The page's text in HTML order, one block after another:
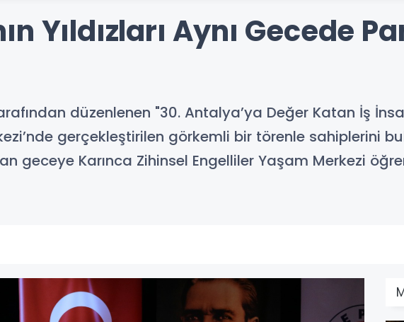
Yıldızları Aynı Gecede
düzenlenen "30. Antalya’ya Değer Katan İş
gerçekleştirilen görkemli bir törenle sahiplerini
geceye Karınca Zihinsel Engelliler Yaşam Merkezi